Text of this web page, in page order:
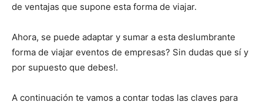
de ventajas que supone esta forma de viajar.
Ahora, se puede adaptar y sumar a esta deslumbrante
forma de viajar eventos de empresas? Sin dudas que sí y
por supuesto que debes!.
A continuación te vamos a contar todas las claves para